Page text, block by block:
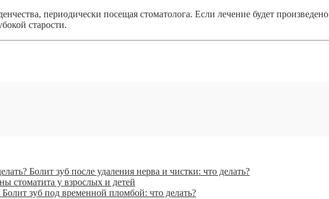
периодически посещая стоматолога. Если лечение будет произведено
старости.
Болит зуб после удаления нерва и чистки: что делать?
стоматита у взрослых и детей
Болит зуб под временной пломбой: что делать?